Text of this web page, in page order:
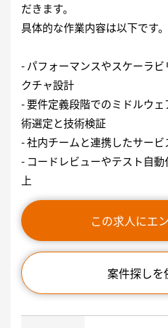
だきます。
具体的な作業内容は以下です。
- パフォーマンスやスケーラ
クチャ設計
- 要件定義段階でのミドルウ
術選定と技術検証
- 社内チームと連携したサービ
- コードレビューやテスト自
上
この求人にエ
案件探しを